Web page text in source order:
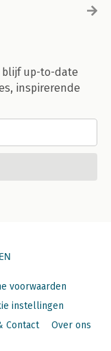
blijf up-to-date
inspirerende
voorwaarden
instellingen
Contact Over ons